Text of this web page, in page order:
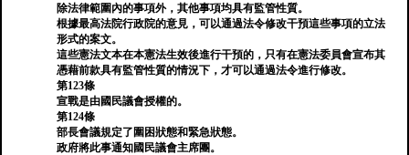
除法律範圍內的事項外，其他事項均具有監管性質。
根據最高法院行政院的意見，可以通過法令修改干預這些事項的立法
形式的案文。
這些憲法文本在本憲法生效後進行干預的，只有在憲法委員會宣布其
憑藉前款具有監管性質的情況下，才可以通過法令進行修改。
第123條
宣戰是由國民議會授權的。
第124條
部長會議規定了圍困狀態和緊急狀態。
政府將此事通知國民議會主席團。